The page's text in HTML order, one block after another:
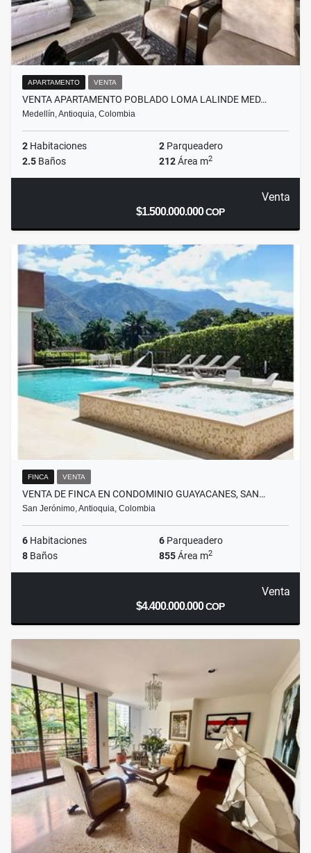
APARTAMENTO VENTA
VENTA APARTAMENTO POBLADO LOMA LALINDE MED…
Medellín, Antioquia, Colombia
2 Habitaciones 2 Parqueadero
2.5 Baños 212Área m2
Venta
$1.500.000.000COP
FINCA VENTA
VENTA DE FINCA EN CONDOMINIO GUAYACANES, SAN…
San Jerónimo, Antioquia, Colombia
6 Habitaciones 6 Parqueadero
8 Baños 855Área m2
Venta
$4.400.000.000COP